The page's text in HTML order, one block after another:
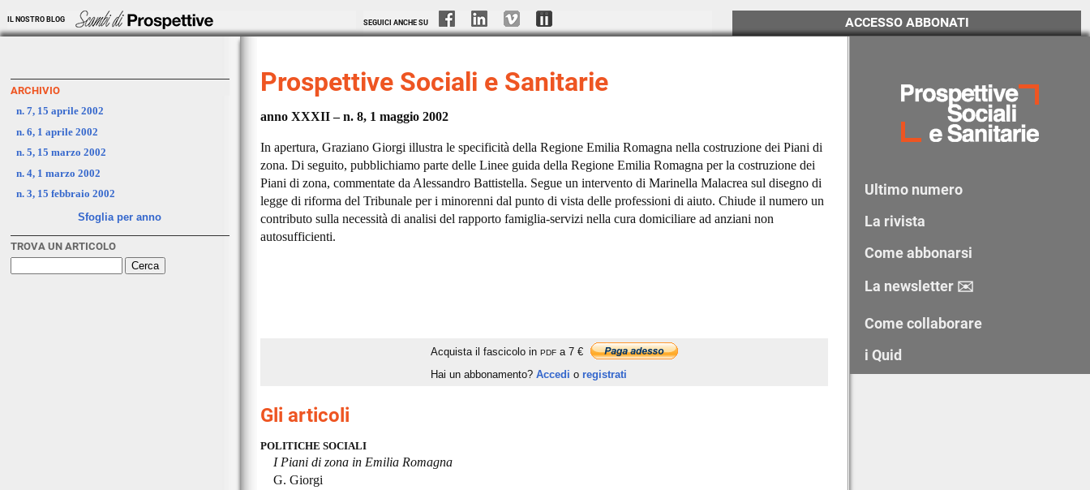
IL NOSTRO BLOG SEGUICI ANCHE SU ACCESSO ABBONATI
Prospettive Sociali e Sanitarie
anno XXXII – n. 8, 1 maggio 2002
In apertura, Graziano Giorgi illustra le specificità della Regione Emilia Romagna nella costruzione dei Piani di
zona. Di seguito, pubblichiamo parte delle Linee guida della Regione Emilia Romagna per la costruzione dei
Piani di zona, commentate da Alessandro Battistella. Segue un intervento di Marinella Malacrea sul disegno di
legge di riforma del Tribunale per i minorenni dal punto di vista delle professioni di aiuto. Chiude il numero un
contributo sulla necessità di analisi del rapporto famiglia-servizi nella cura domiciliare ad anziani non
autosufficienti.
Acquista il fascicolo in PDFa 7 €
Hai un abbonamento? Accedi o registrati
Gli articoli
POLITICHE SOCIALI
I Piani di zona in Emilia Romagna
G. Giorgi
Ultimo numero
La rivista
Come abbonarsi
La newsletter ✉️
Come collaborare
i Quid
ARCHIVIO
n. 7, 15 aprile 2002
n. 6, 1 aprile 2002
n. 5, 15 marzo 2002
n. 4, 1 marzo 2002
n. 3, 15 febbraio 2002
Sfoglia per anno
TROVA UN ARTICOLO